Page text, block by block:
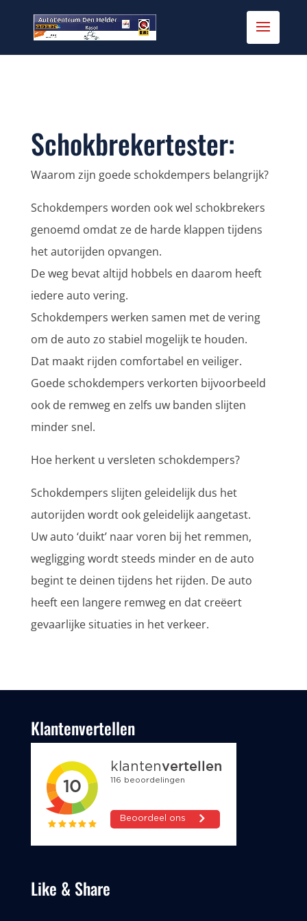
Schokbrekertester:
Waarom zijn goede schokdempers belangrijk?
Schokdempers worden ook wel schokbrekers
genoemd omdat ze de harde klappen tijdens
het autorijden opvangen.
De weg bevat altijd hobbels en daarom heeft
iedere auto vering.
Schokdempers werken samen met de vering
om de auto zo stabiel mogelijk te houden.
Dat maakt rijden comfortabel en veiliger.
Goede schokdempers verkorten bijvoorbeeld
ook de remweg en zelfs uw banden slijten
minder snel.
Hoe herkent u versleten schokdempers?
Schokdempers slijten geleidelijk dus het
autorijden wordt ook geleidelijk aangetast.
Uw auto ‘duikt’ naar voren bij het remmen,
wegligging wordt steeds minder en de auto
begint te deinen tijdens het rijden. De auto
heeft een langere remweg en dat creëert
gevaarlijke situaties in het verkeer.
Klantenvertellen
Like & Share